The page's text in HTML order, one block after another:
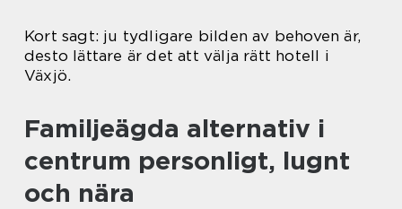
Kort sagt: ju tydligare bilden av behoven är,
desto lättare är det att välja rätt hotell i
Växjö.
Familjeägda alternativ i
centrum personligt, lugnt
och nära